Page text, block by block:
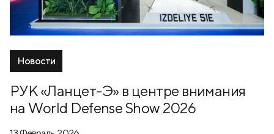
Новости
РУК «Ланцет-Э» в центре внимания
на World Defense Show 2026